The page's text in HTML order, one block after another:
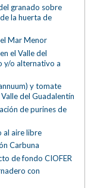
granado sobre
la huerta de
Mar Menor
el Valle del
y/o alternativo a
y tomate
del Guadalentín
de purines de
al aire libre
Carbuna
de fondo CIOFER
con